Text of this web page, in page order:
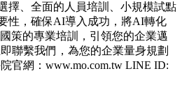
擇、全面的人員培訓、小規模試點
性，確保AI導入成功，將AI轉化
策的專業培訓，引領您的企業邁
聯繫我們，為您的企業量身規劃
官網：www.mo.com.tw LINE ID: